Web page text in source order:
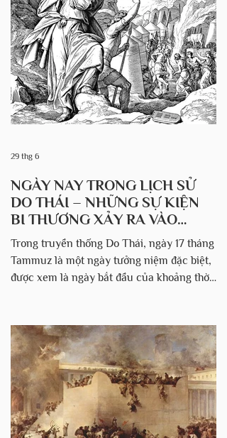
từ khi tạo hóa (1274 TCN). Đây là ngày qua
đời duy nhất được đề cập rõ ràng trong
Torah (Dân số ký 33:38). Ezra đến Israel
(năm 348 trước Công nguyên) Sau cuộc
hành trình dài từ Babylon, Ezra và đoàn
NGÀY NAY TRONG LỊCH SỬ
DO THÁI – NHỮNG SỰ KIỆN
BI THƯƠNG XẢY RA VÀO
NGÀY 17 THÁNG TAMMUZ
Trong truyền thống Do Thái, ngày 17 tháng
Tammuz là một ngày tưởng niệm đặc biệt,
được xem là ngày bắt đầu của khoảng thời
sự phá hủy Đền Thờ thứ nhất và Đền Thờ
thứ hai tại Giê-ru-sa-lem. Theo sách
Talmud, Taanit 28b, có năm sự kiện bi
thảm quan trọng trong lịch sử dân Do Thái
được ghi nhớ đã xảy ra vào ngày này. Vì
vậy, người Do Thái lập ra việc kiêng ăn,
cầu nguyện và suy ngẫm để tưởng nhớ
29 thg 6